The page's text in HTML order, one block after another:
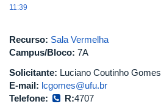
11:39
Recurso: Sala Vermelha
Campus/Bloco: 7A
Solicitante: Luciano Coutinho Gomes
E-mail: lcgomes@ufu.br
Telefone:
R:4707